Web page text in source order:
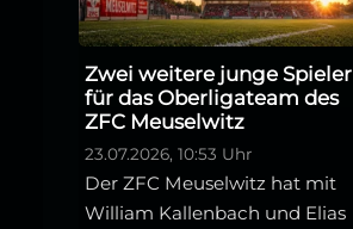
Zwei weitere junge Spieler
für das Oberligateam des
ZFC Meuselwitz
23.07.2026, 10:53 Uhr
Der ZFC Meuselwitz hat mit
William Kallenbach und Elias